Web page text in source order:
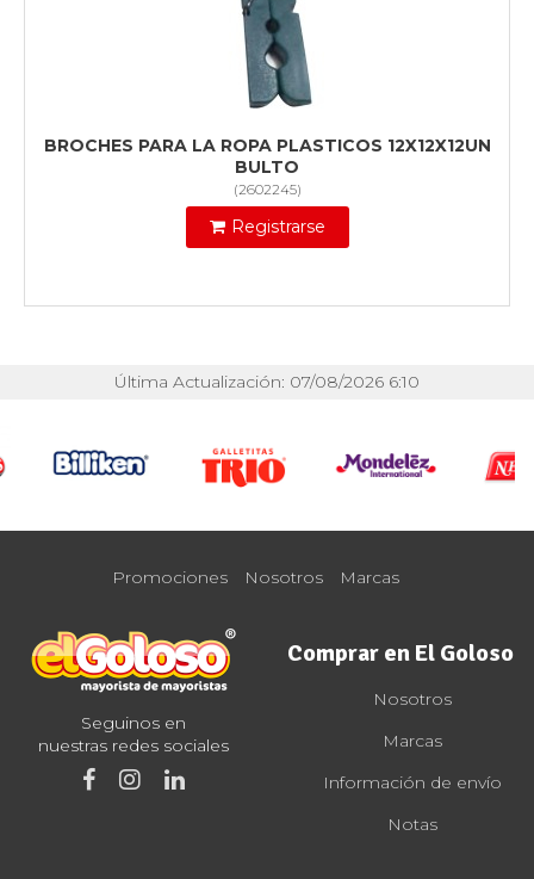
BROCHES PARA LA ROPA PLASTICOS 12X12X12UN
BULTO
(2602245)
Registrarse
Última Actualización: 07/08/2026 6:10
Promociones Nosotros Marcas
Seguinos en
nuestras redes sociales
Comprar en El Goloso
Nosotros
Marcas
Información de envío
Notas